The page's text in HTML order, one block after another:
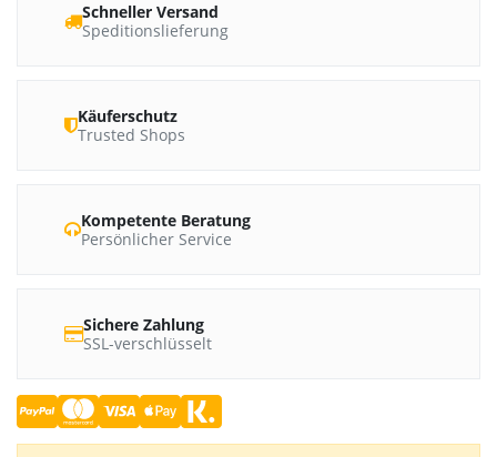
Schneller Versand
Speditionslieferung
Käuferschutz
Trusted Shops
Kompetente Beratung
Persönlicher Service
Sichere Zahlung
SSL-verschlüsselt